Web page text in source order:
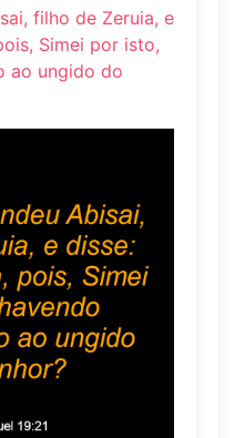
filho de Zeruia, e
Simei por isto,
ao ungido do